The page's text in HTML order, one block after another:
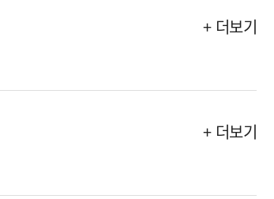
+ 더보기
+ 더보기